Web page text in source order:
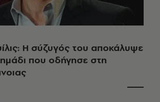
Η σύζυγός του αποκάλυψε
που οδήγησε στη